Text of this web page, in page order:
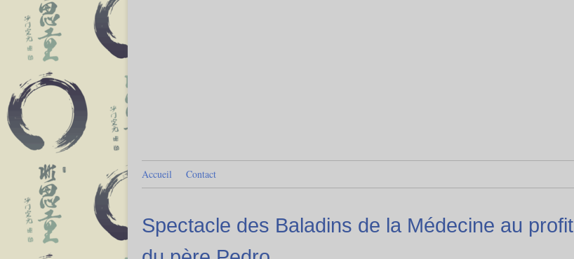
Accueil Contact
Spectacle des Baladins de la Médecine au profit